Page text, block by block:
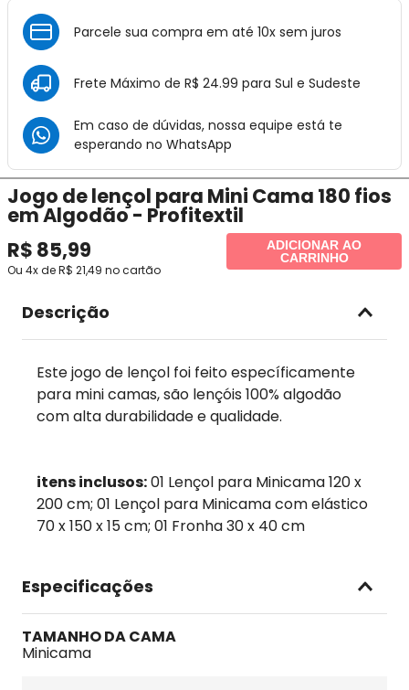
Parcele sua compra em até 10x sem juros
Frete Máximo de R$ 24.99 para Sul e Sudeste
Em caso de dúvidas, nossa equipe está te
esperando no WhatsApp
Jogo de lençol para Mini Cama 180 fios
em Algodão - Profitextil
R$ 85,99
Ou 4x deR$ 21,49 no cartão
ADICIONAR AO
CARRINHO
Descrição
Este jogo de lençol foi feito específicamente
para mini camas, são lençóis 100% algodão
com alta durabilidade e qualidade.
itens inclusos:01 Lençol para Minicama 120 x
200 cm; 01 Lençol para Minicama com elástico
70 x 150 x 15 cm; 01 Fronha 30 x 40 cm
Especificações
TAMANHO DA CAMA
Minicama